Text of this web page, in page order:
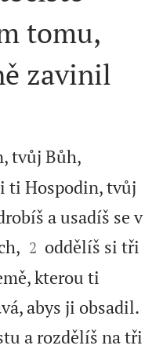
tomu,
zavinil
tvůj Bůh,
ti Hospodin, tvůj
a usadíš se v


2 oddělíš si tři
kterou ti
abys ji obsadil.
a rozdělíš na tři